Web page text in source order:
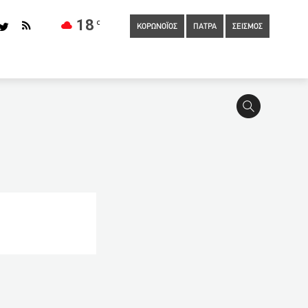
18 C
ΚΟΡΩΝΟΪΟΣ ΠΑΤΡΑ ΣΕΙΣΜΟΣ
σε οργανωμένο κύκλωμα διακίνησης ναρκωτικών –
Κυνηγοί θησαυρών σκάβουν